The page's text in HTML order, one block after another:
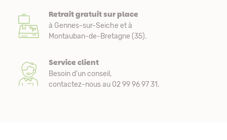
Retrait gratuit sur place
à Gennes-sur-Seiche et à
Montauban-de-Bretagne (35).
Service client
Besoin d’un conseil,
contactez-nous au 02 99 96 97 31.